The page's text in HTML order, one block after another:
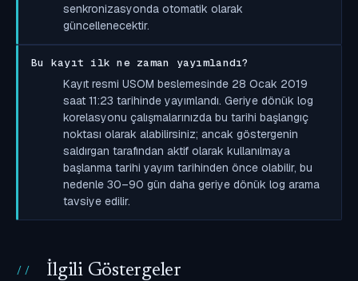
senkronizasyonda otomatik olarak
güncellenecektir.
Bu kayıt ilk ne zaman yayımlandı?
Kayıt resmi USOM beslemesinde 28 Ocak 2019
saat 11:23 tarihinde yayımlandı. Geriye dönük log
korelasyonu çalışmalarınızda bu tarihi başlangıç
noktası olarak alabilirsiniz; ancak göstergenin
saldırgan tarafından aktif olarak kullanılmaya
başlanma tarihi yayım tarihinden önce olabilir, bu
nedenle 30–90 gün daha geriye dönük log arama
tavsiye edilir.
İlgili Göstergeler